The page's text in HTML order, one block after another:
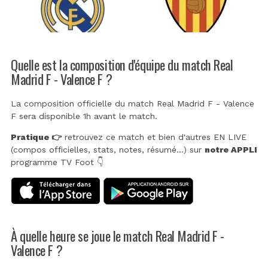
Quelle est la composition d'équipe du match Real
Madrid F - Valence F ?
La composition officielle du match Real Madrid F - Valence
F sera disponible 1h avant le match.
Pratique 👉retrouvez ce match et bien d'autres EN LIVE
(compos officielles, stats, notes, résumé...) sur notre APPLI
programme TV Foot 👇
À quelle heure se joue le match Real Madrid F -
Valence F ?